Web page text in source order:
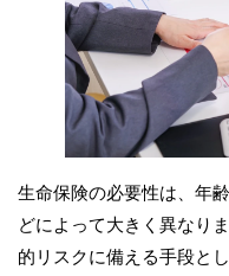
生命保険の必要性は、年
どによって大きく異なり
的リスクに備える手段と